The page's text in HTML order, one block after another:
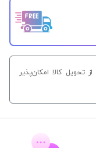
۷ روز کاری پس از تحویل کالا امکان‌پذیر